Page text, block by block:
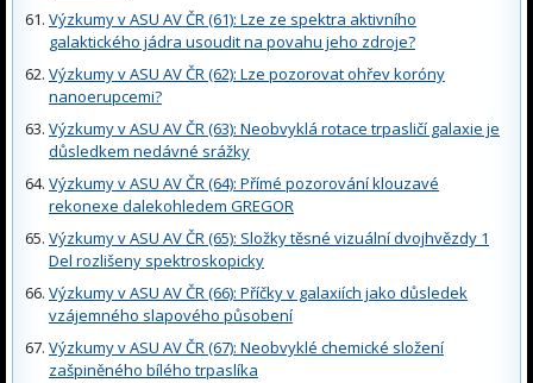
Výzkumy v ASU AV ČR (61): Lze ze spektra aktivního
galaktického jádra usoudit na povahu jeho zdroje?
Výzkumy v ASU AV ČR (62): Lze pozorovat ohřev koróny
nanoerupcemi?
Výzkumy v ASU AV ČR (63): Neobvyklá rotace trpasličí galaxie je
důsledkem nedávné srážky
Výzkumy v ASU AV ČR (64): Přímé pozorování klouzavé
rekonexe dalekohledem GREGOR
Výzkumy v ASU AV ČR (65): Složky těsné vizuální dvojhvězdy 1
Del rozlišeny spektroskopicky
Výzkumy v ASU AV ČR (66): Příčky v galaxiích jako důsledek
vzájemného slapového působení
Výzkumy v ASU AV ČR (67): Neobvyklé chemické složení
zašpiněného bílého trpaslíka